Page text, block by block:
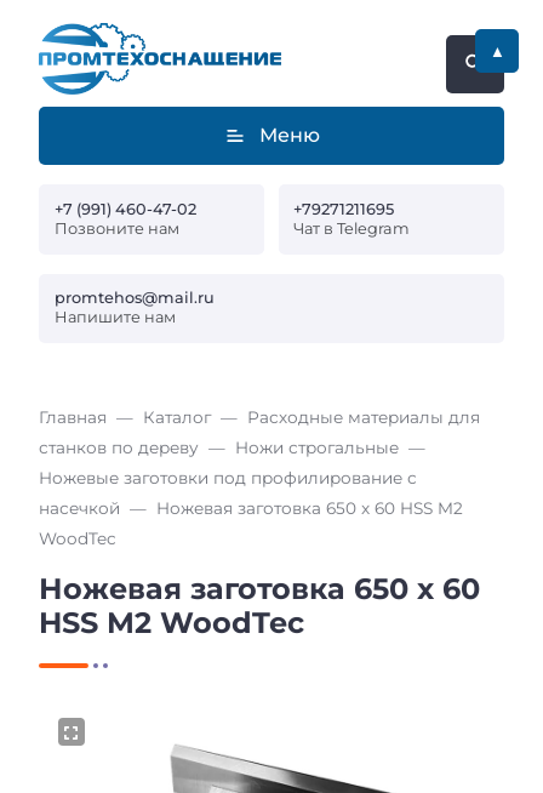
Меню
+7 (991) 460-47-02
Позвоните нам
+79271211695
Чат в Telegram
promtehos@mail.ru
Напишите нам
Главная Каталог
Расходные материалы для
станков по дереву
Ножи строгальные
Ножевые заготовки под профилирование с
насечкой
Ножевая заготовка 650 x 60 HSS M2
WoodTec
Ножевая заготовка 650 x 60
HSS M2 WoodTec
▲